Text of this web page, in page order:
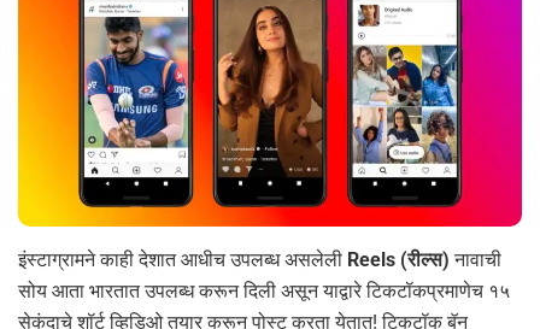
इंस्टाग्रामने काही देशात आधीच उपलब्ध असलेली Reels (रील्स) नावाची
सोय आता भारतात उपलब्ध करून दिली असून याद्वारे टिकटॉकप्रमाणेच १५
सेकंदाचे शॉर्ट व्हिडिओ तयार करून पोस्ट करता येतात! टिकटॉक बॅन